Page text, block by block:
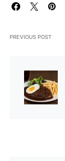
PREVIOUS POST